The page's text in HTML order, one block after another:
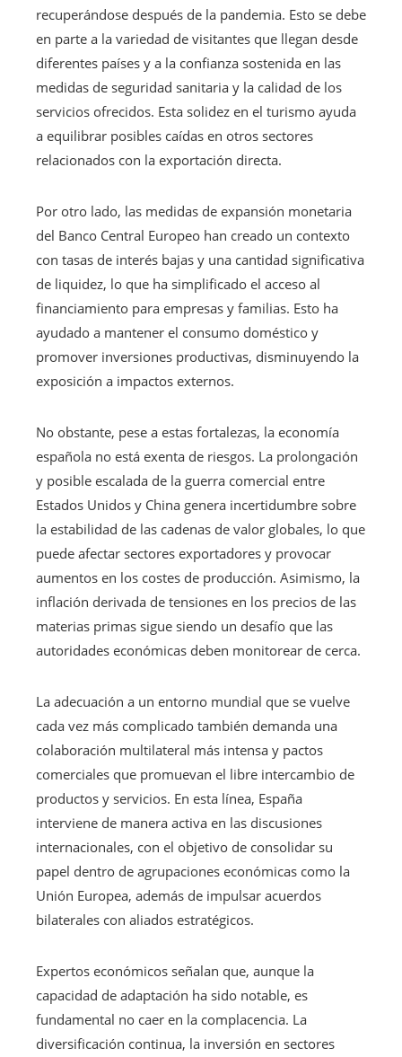
recuperándose después de la pandemia. Esto se debe
en parte a la variedad de visitantes que llegan desde
diferentes países y a la confianza sostenida en las
medidas de seguridad sanitaria y la calidad de los
servicios ofrecidos. Esta solidez en el turismo ayuda
a equilibrar posibles caídas en otros sectores
relacionados con la exportación directa.
Por otro lado, las medidas de expansión monetaria
del Banco Central Europeo han creado un contexto
con tasas de interés bajas y una cantidad significativa
de liquidez, lo que ha simplificado el acceso al
financiamiento para empresas y familias. Esto ha
ayudado a mantener el consumo doméstico y
promover inversiones productivas, disminuyendo la
exposición a impactos externos.
No obstante, pese a estas fortalezas, la economía
española no está exenta de riesgos. La prolongación
y posible escalada de la guerra comercial entre
Estados Unidos y China genera incertidumbre sobre
la estabilidad de las cadenas de valor globales, lo que
puede afectar sectores exportadores y provocar
aumentos en los costes de producción. Asimismo, la
inflación derivada de tensiones en los precios de las
materias primas sigue siendo un desafío que las
autoridades económicas deben monitorear de cerca.
La adecuación a un entorno mundial que se vuelve
cada vez más complicado también demanda una
colaboración multilateral más intensa y pactos
comerciales que promuevan el libre intercambio de
productos y servicios. En esta línea, España
interviene de manera activa en las discusiones
internacionales, con el objetivo de consolidar su
papel dentro de agrupaciones económicas como la
Unión Europea, además de impulsar acuerdos
bilaterales con aliados estratégicos.
Expertos económicos señalan que, aunque la
capacidad de adaptación ha sido notable, es
fundamental no caer en la complacencia. La
diversificación continua, la inversión en sectores